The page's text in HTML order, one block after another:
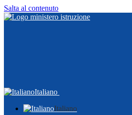
Salta al contenuto
Italiano
Italiano